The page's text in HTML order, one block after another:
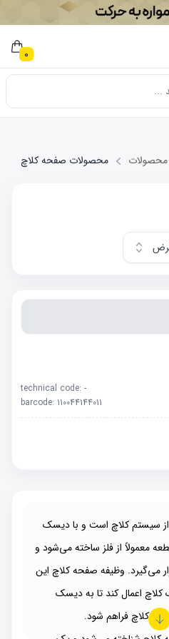
0
محصولات محصولات صفحه کلاچ
technical code: -
barcode: 110044144011
سیستم کلاچ است و با دیسک
معمولاً از فلز ساخته می‌شود و
می‌گیرد. وظیفه صفحه کلاچ این
اعمال کند تا به دیسک
کلاچ فراهم شود.